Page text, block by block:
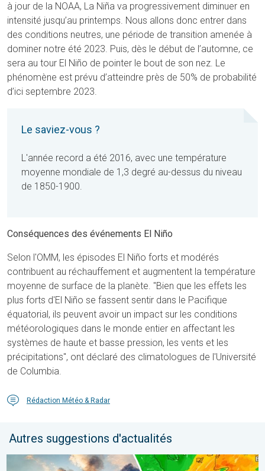
à jour de la NOAA, La Niña va progressivement diminuer en
intensité jusqu’au printemps. Nous allons donc entrer dans
des conditions neutres, une période de transition amenée à
dominer notre été 2023. Puis, dès le début de l’automne, ce
sera au tour El Niño de pointer le bout de son nez. Le
phénomène est prévu d’atteindre près de 50% de probabilité
d’ici septembre 2023.
Le saviez-vous ?
L'année record a été 2016, avec une température
moyenne mondiale de 1,3 degré au-dessus du niveau
de 1850-1900.
Conséquences des événements El Niño
Selon l'OMM, les épisodes El Niño forts et modérés
contribuent au réchauffement et augmentent la température
moyenne de surface de la planète. "Bien que les effets les
plus forts d'El Niño se fassent sentir dans le Pacifique
équatorial, ils peuvent avoir un impact sur les conditions
météorologiques dans le monde entier en affectant les
systèmes de haute et basse pression, les vents et les
précipitations", ont déclaré des climatologues de l'Université
de Columbia.
Rédaction Météo & Radar
Autres suggestions d'actualités
Des feux font rage en Europe du Sud. Chaleur et vent fort. . .